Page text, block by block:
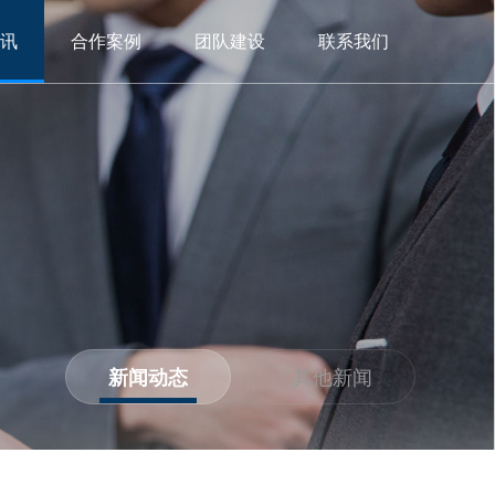
合作案例 团队建设 联系我们
新闻动态 其他新闻